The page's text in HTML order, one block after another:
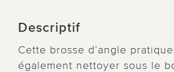
Descriptif
Cette brosse d’angle
également nettoyer sous le